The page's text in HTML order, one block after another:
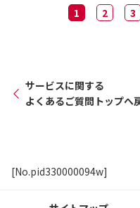
1 2 3
サービスに関する
よくあるご質問トップへ
[No.pid330000094w]